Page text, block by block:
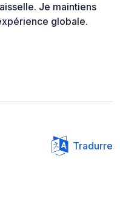
Je maintiens
globale.
Tradurre